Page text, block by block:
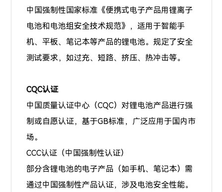
中国强制性国家标准《便携式电子产品用锂离子
电池和电池组安全技术规范》，适用于智能手
机、平板、笔记本等产品的锂电池。规定了安全
测试要求，如过充、短路、挤压、热冲击等。
CQC认证
中国质量认证中心（CQC）对锂电池产品进行强
制或自愿认证，基于GB标准，广泛应用于国内市
场。
CCC认证（中国强制性认证）
部分含锂电池的电子产品（如手机、笔记本）需
通过中国强制性产品认证，涉及电池安全性能。